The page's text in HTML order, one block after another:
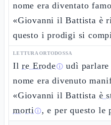
nome era diventato
«Giovanni il Battista è
questo i prodigi si
LETTURA ORTODOSSA
Ilre Erodeⓘ udì
nome era divenuto
«Giovanni il Battista è
mortiⓘ, e per questo le